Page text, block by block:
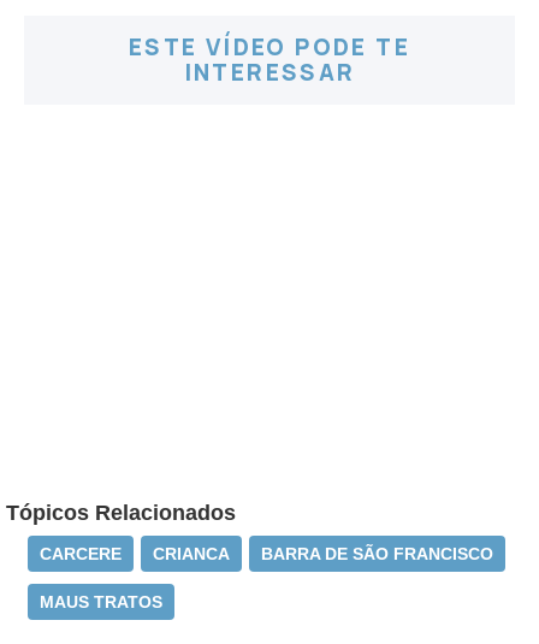
ESTE VÍDEO PODE TE
INTERESSAR
Tópicos Relacionados
CARCERE CRIANCA BARRA DE SÃO FRANCISCO
MAUS TRATOS